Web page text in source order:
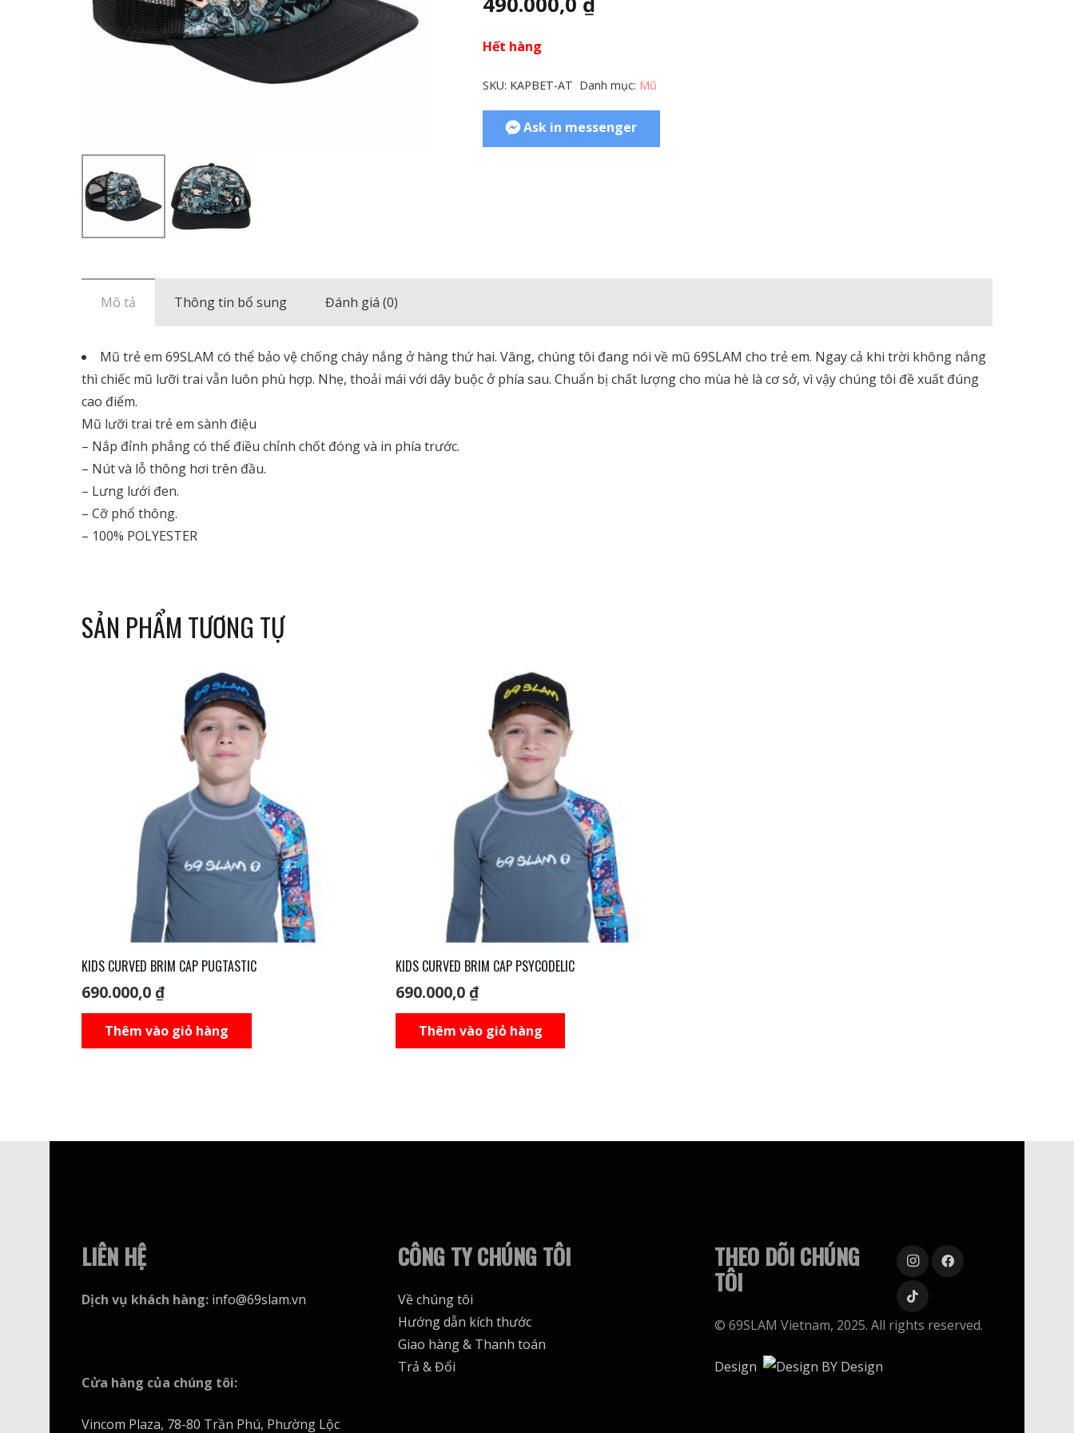
Hết hàng
SKU: KAPBET-AT Danh mục: Mũ
Ask in messenger
Mô tả Thông tin bổ sung Đánh giá (0)
Mũ trẻ em 69SLAM có thể bảo vệ chống cháy nắng ở hàng thứ hai. Vâng, chúng tôi đang nói về mũ 69SLAM cho trẻ em. Ngay cả khi trời không nắng
thì chiếc mũ lưỡi trai vẫn luôn phù hợp. Nhẹ, thoải mái với dây buộc ở phía sau. Chuẩn bị chất lượng cho mùa hè là cơ sở, vì vậy chúng tôi đề xuất đúng
cao điểm.
Mũ lưỡi trai trẻ em sành điệu
– Nắp đỉnh phẳng có thể điều chỉnh chốt đóng và in phía trước.
– Nút và lỗ thông hơi trên đầu.
– Lưng lưới đen.
– Cỡ phổ thông.
– 100% POLYESTER
SẢN PHẨM TƯƠNG TỰ
KIDS CURVED BRIM CAP PUGTASTIC
690.000,0₫
Thêm vào giỏ hàng
KIDS CURVED BRIM CAP PSYCODELIC
690.000,0₫
Thêm vào giỏ hàng
LIÊN HỆ
Dịch vụ khách hàng: info@69slam.vn
Cửa hàng của chúng tôi:
Vincom Plaza, 78-80 Trần Phú, Phường Lộc
CÔNG TY CHÚNG TÔI
Về chúng tôi
Hướng dẫn kích thước
Giao hàng & Thanh toán
Trả & Đổi
THEO DÕI CHÚNG
TÔI
© 69SLAM Vietnam, 2025. All rights reserved.
Design